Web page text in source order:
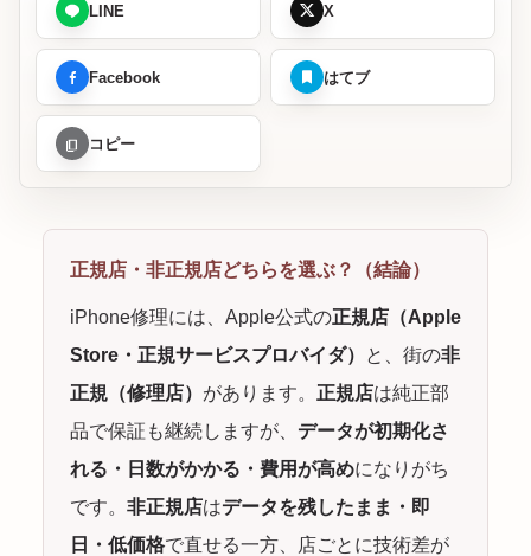
LINE X
Facebook はてブ
コピー
正規店・非正規店どちらを選ぶ？（結論）
iPhone修理には、Apple公式の正規店（Apple
Store・正規サービスプロバイダ）
と、街の非
正規（修理店） があります。 正規店は純正部
品で保証も継続しますが、 データが初期化さ
れる・日数がかかる・費用が高めになりがち
です。 非正規店はデータを残したまま・即
日・低価格で直せる一方、店ごとに技術差が